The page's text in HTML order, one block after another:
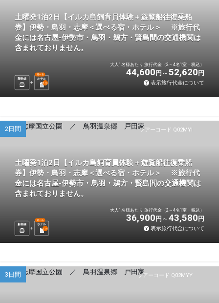
土曜発1泊2日【イルカ島飼育員体験＋遊覧船往復乗船
券】伊勢・鳥羽・志摩＜選べる宿・ホテル＞ ※旅行代
金には名古屋-伊勢市・鳥羽・鵜方・賢島間の交通機関は
含まれておりません。
新幹線 ホテル
選べる
1 泊
大人1名様あたり 旅行代金（2～4名1室・税込）
44,600 円 52,620 円
表示旅行代金について
ツアーコード Q02MYI
2日間
土曜発1泊2日【イルカ島飼育員体験＋遊覧船往復乗船
券】伊勢・鳥羽・志摩＜選べる宿・ホテル＞ ※旅行代
金には名古屋-伊勢市・鳥羽・鵜方・賢島間の交通機関は
含まれておりません。
新幹線 ホテル
選べる
1 泊
大人1名様あたり 旅行代金（2～4名1室・税込）
36,900 円 43,580 円
表示旅行代金について
ツアーコード Q02MYY
3日間